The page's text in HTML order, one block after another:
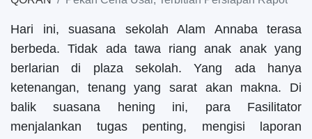
Hari ini, suasana sekolah Alam Annaba terasa
berbeda. Tidak ada tawa riang anak anak yang
berlarian di plaza sekolah. Yang ada hanya
ketenangan, tenang yang sarat akan makna. Di
balik suasana hening ini, para Fasilitator
menjalankan tugas penting, mengisi laporan